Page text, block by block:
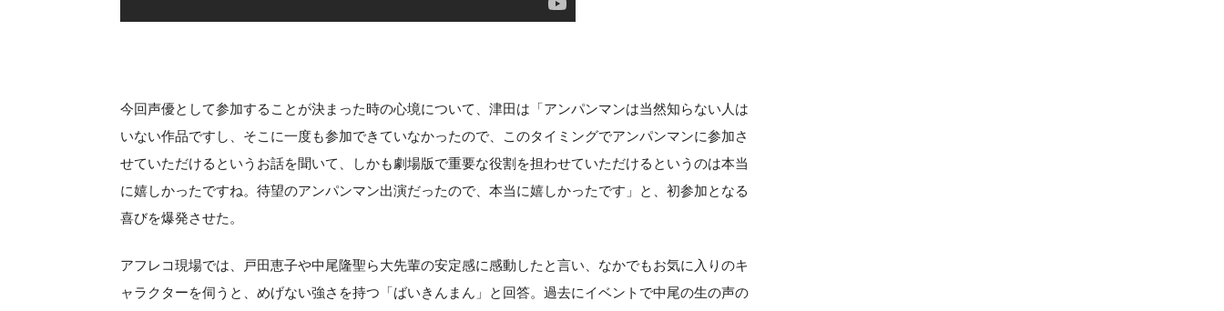
今回声優として参加することが決まった時の心境について、津田は「アンパンマンは当然知らない人は
いない作品ですし、そこに一度も参加できていなかったので、このタイミングでアンパンマンに参加さ
せていただけるというお話を聞いて、しかも劇場版で重要な役割を担わせていただけるというのは本当
に嬉しかったですね。待望のアンパンマン出演だったので、本当に嬉しかったです」と、初参加となる
喜びを爆発させた。
アフレコ現場では、戸田恵子や中尾隆聖ら大先輩の安定感に感動したと言い、なかでもお気に入りのキ
ャラクターを伺うと、めげない強さを持つ「ばいきんまん」と回答。過去にイベントで中尾の生の声の